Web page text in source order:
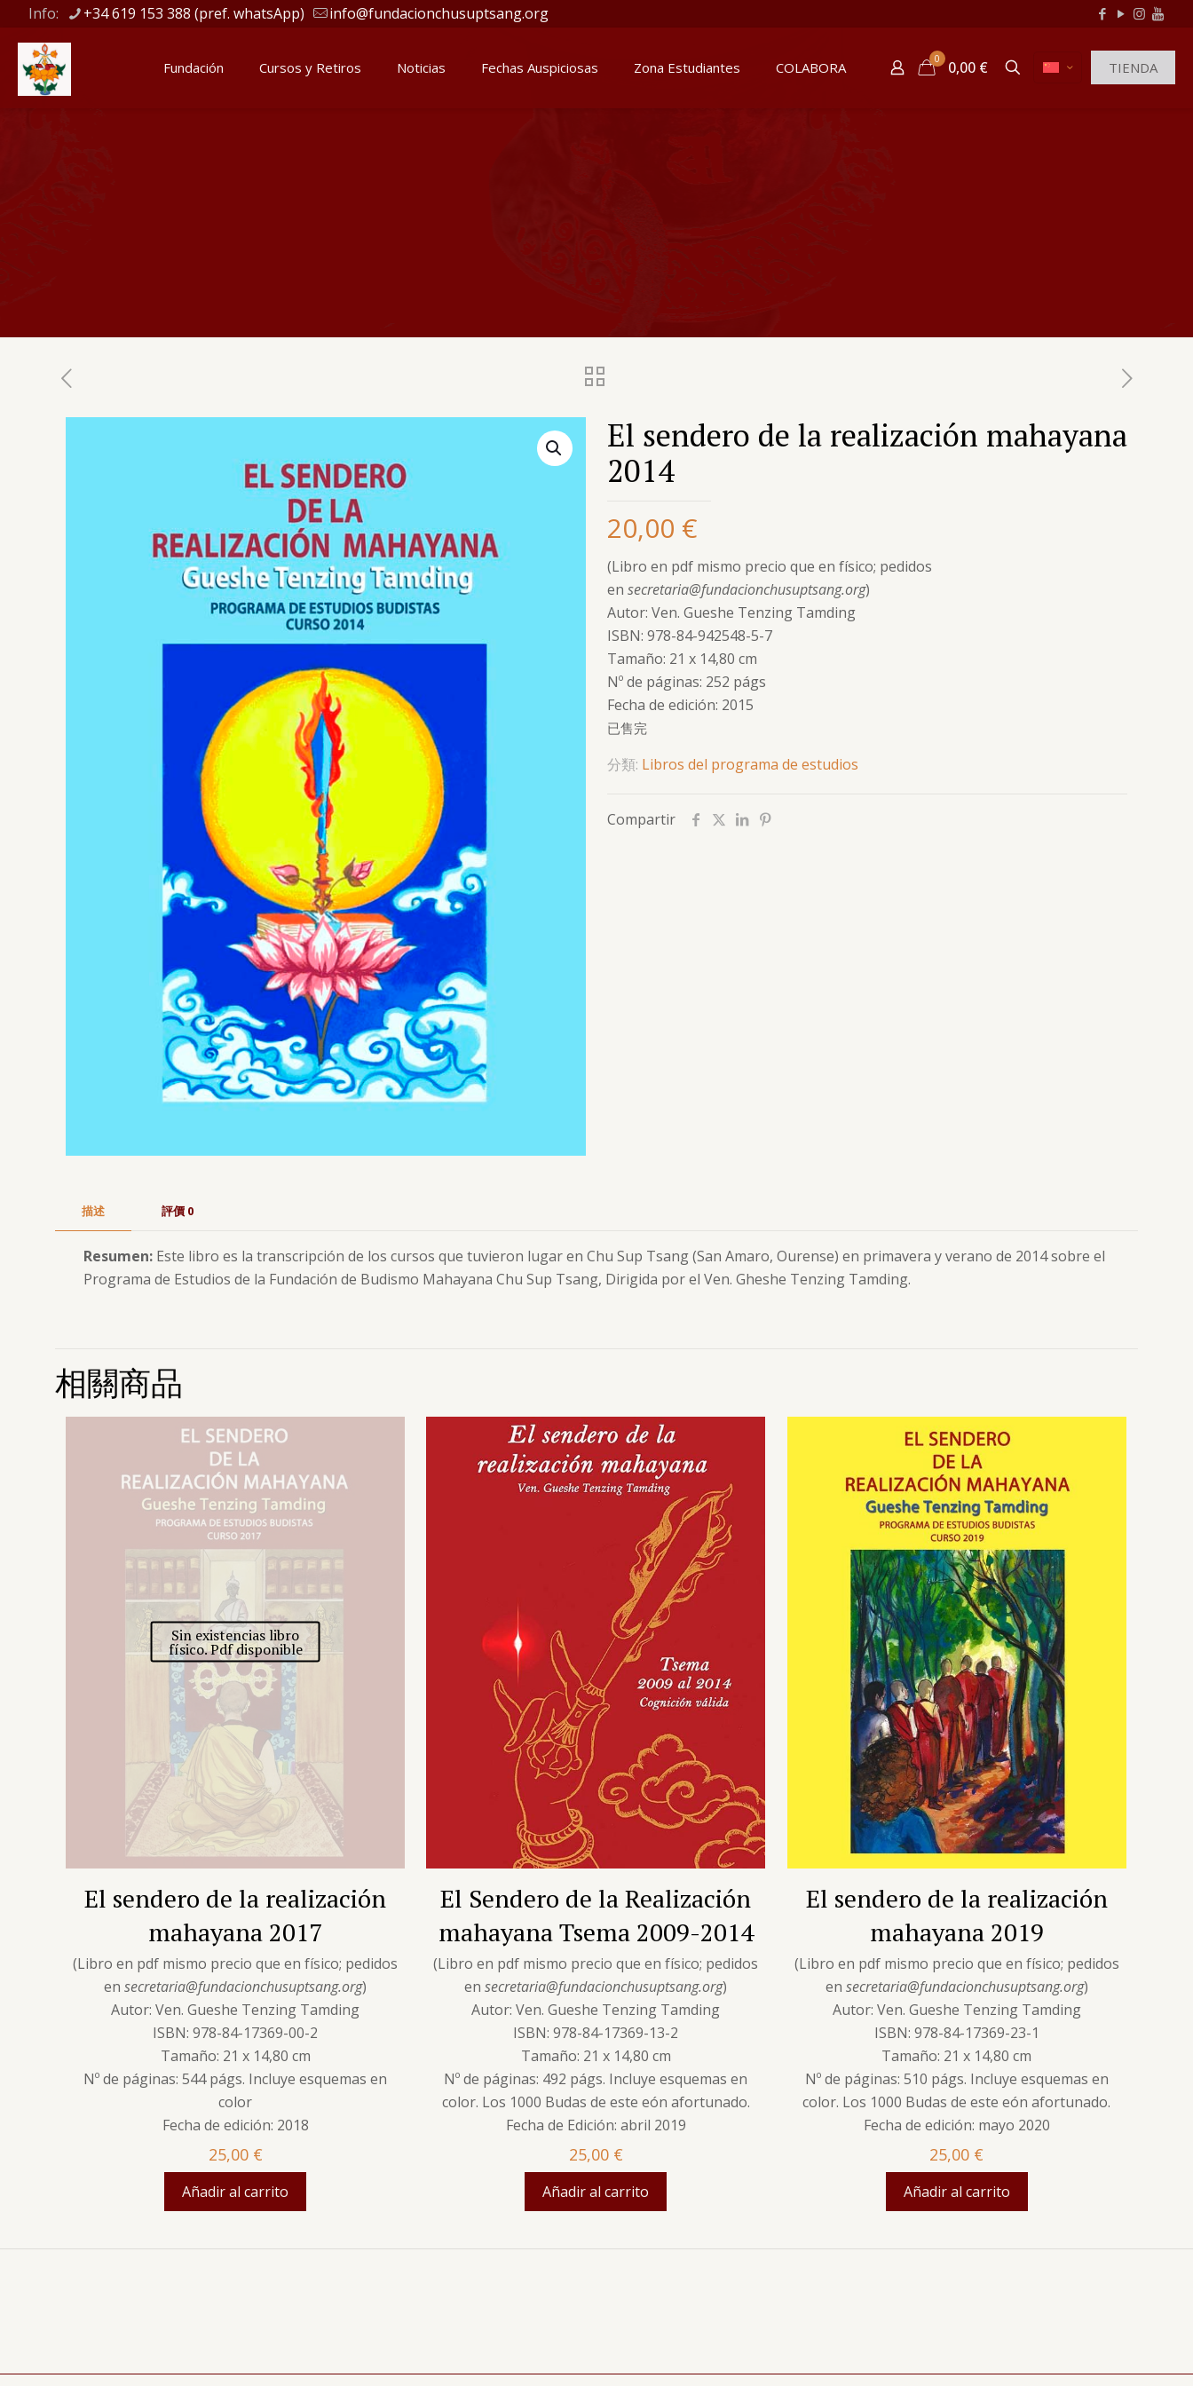
Info: +34 619 153 388 (pref. whatsApp) info@fundacionchusuptsang.org
Fundación Cursos y Retiros Noticias Fechas Auspiciosas Zona Estudiantes COLABORA
0 0,00 € TIENDA
El sendero de la realización mahayana
2014
20,00 €
(Libro en pdf mismo precio que en físico; pedidos
en secretaria@fundacionchusuptsang.org)
Autor: Ven. Gueshe Tenzing Tamding
ISBN: 978-84-942548-5-7
Tamaño: 21 x 14,80 cm
Nº de páginas: 252 págs
Fecha de edición: 2015
已售完
分類: Libros del programa de estudios
Compartir
描述 評價 0
Resumen: Este libro es la transcripción de los cursos que tuvieron lugar en Chu Sup Tsang (San Amaro, Ourense) en primavera y verano de 2014 sobre el
Programa de Estudios de la Fundación de Budismo Mahayana Chu Sup Tsang, Dirigida por el Ven. Gheshe Tenzing Tamding.
相關商品
Sin existencias libro
físico. Pdf disponible
El sendero de la realización
mahayana 2017
(Libro en pdf mismo precio que en físico; pedidos
ensecretaria@fundacionchusuptsang.org)
Autor: Ven. Gueshe Tenzing Tamding
ISBN: 978-84-17369-00-2
Tamaño: 21 x 14,80 cm
Nº de páginas: 544 págs. Incluye esquemas en
color
Fecha de edición: 2018
25,00 €
Añadir al carrito
El Sendero de la Realización
mahayana Tsema 2009-2014
(Libro en pdf mismo precio que en físico; pedidos
ensecretaria@fundacionchusuptsang.org)
Autor: Ven. Gueshe Tenzing Tamding
ISBN: 978-84-17369-13-2
Tamaño: 21 x 14,80 cm
Nº de páginas: 492 págs. Incluye esquemas en
color. Los 1000 Budas de este eón afortunado.
Fecha de Edición: abril 2019
25,00 €
Añadir al carrito
El sendero de la realización
mahayana 2019
(Libro en pdf mismo precio que en físico; pedidos
en secretaria@fundacionchusuptsang.org)
Autor: Ven. Gueshe Tenzing Tamding
ISBN: 978-84-17369-23-1
Tamaño: 21 x 14,80 cm
Nº de páginas: 510 págs. Incluye esquemas en
color. Los 1000 Budas de este eón afortunado.
Fecha de edición: mayo 2020
25,00 €
Añadir al carrito